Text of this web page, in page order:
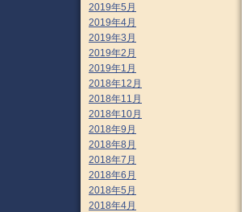
2019年5月
2019年4月
2019年3月
2019年2月
2019年1月
2018年12月
2018年11月
2018年10月
2018年9月
2018年8月
2018年7月
2018年6月
2018年5月
2018年4月